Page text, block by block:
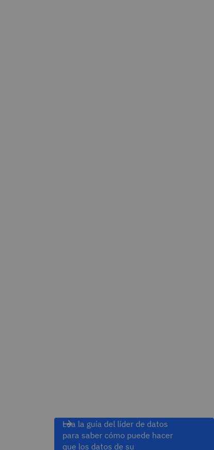
Lea la guía del líder de datos
para saber cómo puede hacer
que los datos de su